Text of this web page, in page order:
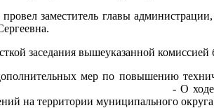
заместитель главы администрации,
заседания вышеуказанной комиссией
мер по повышению
- О ходе реализации
на территории